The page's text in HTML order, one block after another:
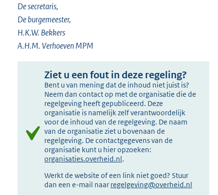
De secretaris,
De burgemeester,
H.K.W. Bekkers
A.H.M. Verhoeven MPM
Ziet u een fout in deze regeling?
Bent u van mening dat de inhoud niet juist is?
Neem dan contact op met de organisatie die de
regelgeving heeft gepubliceerd. Deze
organisatie is namelijk zelf verantwoordelijk
voor de inhoud van de regelgeving. De naam
van de organisatie ziet u bovenaan de
regelgeving. De contactgegevens van de
organisatie kunt u hier opzoeken:
organisaties.overheid.nl.
Werkt de website of een link niet goed? Stuur
dan een e-mail naar regelgeving@overheid.nl